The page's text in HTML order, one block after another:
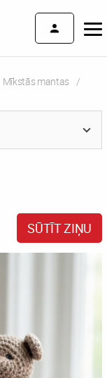
Mīkstās mantas
SŪTĪT ZIŅU